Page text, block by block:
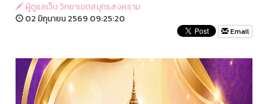
ผู้ดูแลเว็บ วิทยาเขตสมุทรสงคราม
02 มิถุนายน 2569 09:25:20
Email